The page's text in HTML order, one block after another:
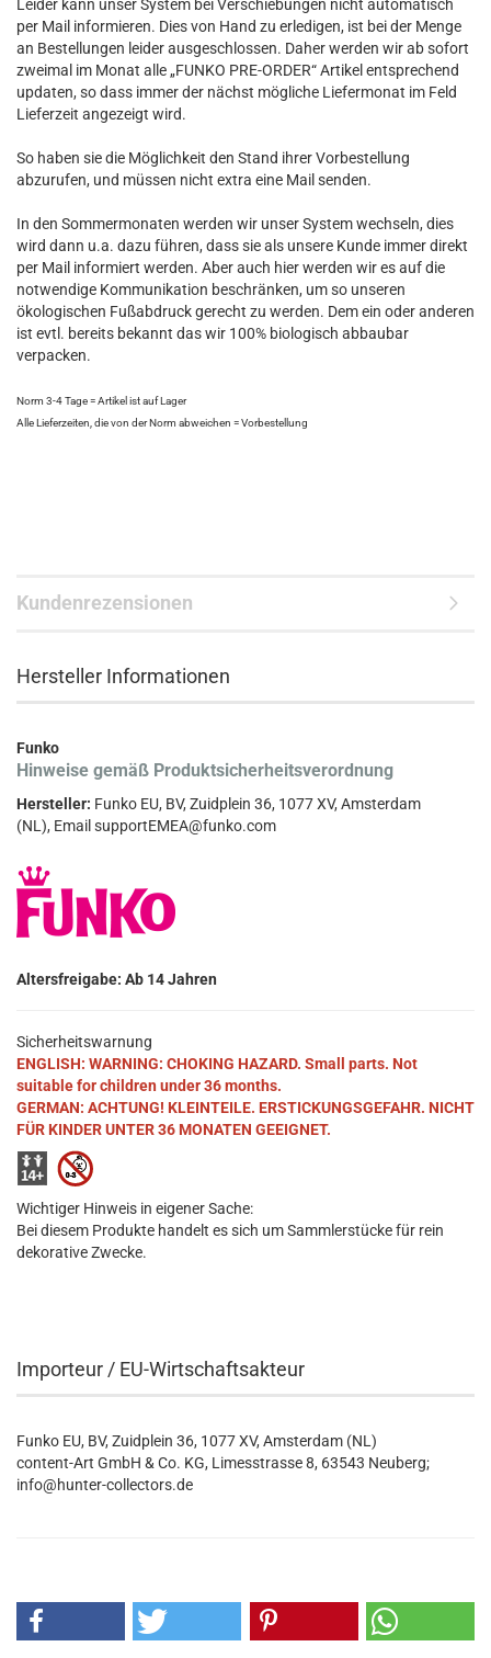
Leider kann unser System bei Verschiebungen nicht automatisch
per Mail informieren. Dies von Hand zu erledigen, ist bei der Menge
an Bestellungen leider ausgeschlossen. Daher werden wir ab sofort
zweimal im Monat alle „FUNKO PRE-ORDER“ Artikel entsprechend
updaten, so dass immer der nächst mögliche Liefermonat im Feld
Lieferzeit angezeigt wird.
So haben sie die Möglichkeit den Stand ihrer Vorbestellung
abzurufen, und müssen nicht extra eine Mail senden.
In den Sommermonaten werden wir unser System wechseln, dies
wird dann u.a. dazu führen, dass sie als unsere Kunde immer direkt
per Mail informiert werden. Aber auch hier werden wir es auf die
notwendige Kommunikation beschränken, um so unseren
ökologischen Fußabdruck gerecht zu werden. Dem ein oder anderen
ist evtl. bereits bekannt das wir 100% biologisch abbaubar
verpacken.
Norm 3-4 Tage = Artikel ist auf Lager
Alle Lieferzeiten, die von der Norm abweichen = Vorbestellung
Kundenrezensionen
Hersteller Informationen
Funko
Hinweise gemäß Produktsicherheitsverordnung
Hersteller: Funko EU, BV, Zuidplein 36, 1077 XV, Amsterdam
(NL), Email supportEMEA@funko.com
Altersfreigabe: Ab 14 Jahren
Sicherheitswarnung
ENGLISH: WARNING: CHOKING HAZARD. Small parts. Not
suitable for children under 36 months.
GERMAN: ACHTUNG! KLEINTEILE. ERSTICKUNGSGEFAHR. NICHT
FÜR KINDER UNTER 36 MONATEN GEEIGNET.
Wichtiger Hinweis in eigener Sache:
Bei diesem Produkte handelt es sich um Sammlerstücke für rein
dekorative Zwecke.
Importeur / EU-Wirtschaftsakteur
Funko EU, BV, Zuidplein 36, 1077 XV, Amsterdam (NL)
content-Art GmbH & Co. KG, Limesstrasse 8, 63543 Neuberg;
info@hunter-collectors.de